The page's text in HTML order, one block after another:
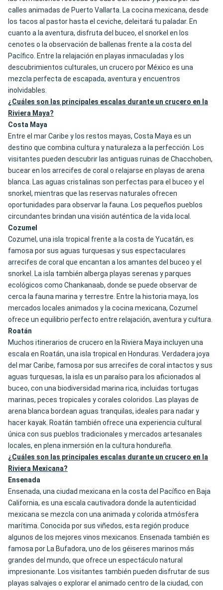
calles animadas de Puerto Vallarta. La cocina mexicana, desde
los tacos al pastor hasta el ceviche, deleitará tu paladar. En
cuanto a la aventura, disfruta del buceo, el snorkel en los
cenotes o la observación de ballenas frente a la costa del
Pacífico. Entre la relajación en playas inmaculadas y los
descubrimientos culturales, un crucero por México es una
mezcla perfecta de escapada, aventura y encuentros
inolvidables.
¿Cuáles son las principales escalas durante un crucero en la
Riviera Maya?
Costa Maya
Entre el mar Caribe y los restos mayas, Costa Maya es un
destino que combina cultura y naturaleza a la perfección. Los
visitantes pueden descubrir las antiguas ruinas de Chacchoben,
bucear en los arrecifes de coral o relajarse en playas de arena
blanca. Las aguas cristalinas son perfectas para el buceo y el
snorkel, mientras que las reservas naturales ofrecen
oportunidades para observar la fauna. Los pequeños pueblos
circundantes brindan una visión auténtica de la vida local.
Cozumel
Cozumel, una isla tropical frente a la costa de Yucatán, es
famosa por sus aguas turquesas y sus espectaculares
arrecifes de coral que encantan a los amantes del buceo y el
snorkel. La isla también alberga playas serenas y parques
ecológicos como Chankanaab, donde se puede observar de
cerca la fauna marina y terrestre. Entre la historia maya, los
mercados locales animados y la cocina mexicana, Cozumel
ofrece un equilibrio perfecto entre relajación, aventura y cultura.
Roatán
Muchos itinerarios de crucero en la Riviera Maya incluyen una
escala en Roatán, una isla tropical en Honduras. Verdadera joya
del mar Caribe, famosa por sus arrecifes de coral intactos y sus
aguas turquesas, la isla es un paraíso para los aficionados al
buceo, con una biodiversidad marina rica, incluidas tortugas
marinas, peces tropicales y corales coloridos. Las playas de
arena blanca bordean aguas tranquilas, ideales para nadar y
hacer kayak. Roatán también ofrece una experiencia cultural
única con sus pueblos tradicionales y mercados artesanales
locales, en plena inmersión en la cultura hondureña.
¿Cuáles son las principales escalas durante un crucero en la
Riviera Mexicana?
Ensenada
Ensenada, una ciudad mexicana en la costa del Pacífico en Baja
California, es una escala cautivadora donde la autenticidad
mexicana se mezcla con una animada y colorida atmósfera
marítima. Conocida por sus viñedos, esta región produce
algunos de los mejores vinos mexicanos. Ensenada también es
famosa por La Bufadora, uno de los géiseres marinos más
grandes del mundo, que ofrece un espectáculo natural
impresionante. Los visitantes también pueden disfrutar de sus
playas salvajes o explorar el animado centro de la ciudad, con